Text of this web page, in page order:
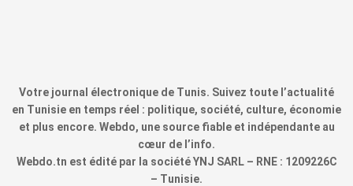
Votre journal électronique de Tunis. Suivez toute l’actualité
en Tunisie en temps réel : politique, société, culture, économie
et plus encore. Webdo, une source fiable et indépendante au
cœur de l’info.
Webdo.tn est édité par la société YNJ SARL – RNE : 1209226C
– Tunisie.